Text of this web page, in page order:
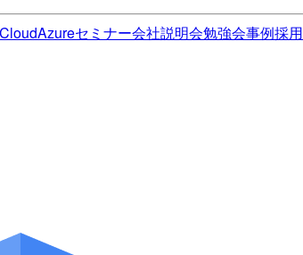
Azureセミナー会社説明会勉強会事例採用